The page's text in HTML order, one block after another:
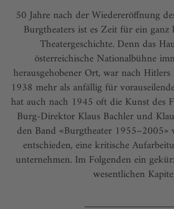
50 Jahre nach der Wiedereröffnung
Burgtheaters ist es Zeit für ein ganz
Theatergeschichte. Denn das
österreichische Nationalbühne
herausgehobener Ort, war nach
1938 mehr als anfällig für
hat auch nach 1945 oft die Kunst des
Burg-Direktor Klaus Bachler und
den Band «Burgtheater 1955–2005»
entschieden, eine kritische
unternehmen. Im Folgenden ein
wesentlichen